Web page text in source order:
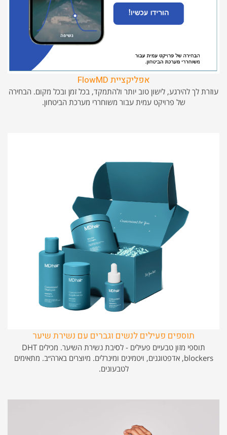
אפליקציית FlowMD
עוזרת לך להירגע, לישון טוב יותר ולהתמקד, בכל זמן ובכל מקום. הבחירה
של פרויקט עמית עבור משוחררי מערכת הביטחון.
תוספים פעילים לנשים וגברים עם נשירת שיער
תוספי מזון טבעיים פעילים - לסיבת נשירת השיער. מכילים DHT
blockers, אדפטוגנים, ויטמינים ומינרלים. מיוצרים בארה״ב. מתאימים
לטבעונים.